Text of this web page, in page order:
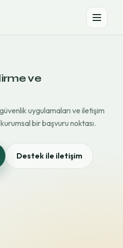
ve
uygulamaları ve iletişim
bir başvuru noktası.
Destek ile iletişim